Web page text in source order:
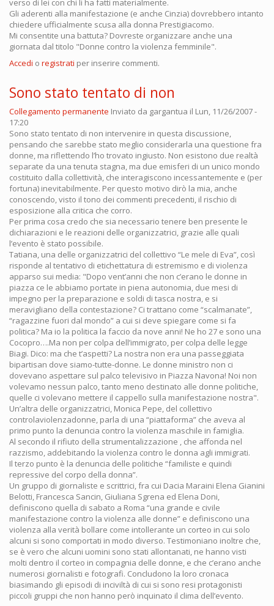
verso di lei con chi li ha fatti materialmente.
Gli aderenti alla manifestazione (e anche Cinzia) dovrebbero intanto
chiedere ufficialmente scusa alla donna Prestigiacomo.
Mi consentite una battuta? Dovreste organizzare anche una
giornata dal titolo "Donne contro la violenza femminile".
Accedi o registrati per inserire commenti.
Sono stato tentato di non
Collegamento permanente Inviato da gargantua il Lun, 11/26/2007 -
17:20
Sono stato tentato di non intervenire in questa discussione,
pensando che sarebbe stato meglio considerarla una questione fra
donne, ma riflettendo l’ho trovato ingiusto. Non esistono due realtà
separate da una tenuta stagna, ma due emisferi di un unico mondo
costituito dalla collettività, che interagiscono incessantemente e (per
fortuna) inevitabilmente. Per questo motivo dirò la mia, anche
conoscendo, visto il tono dei commenti precedenti, il rischio di
esposizione alla critica che corro.
Per prima cosa credo che sia necessario tenere ben presente le
dichiarazioni e le reazioni delle organizzatrici, grazie alle quali
l’evento è stato possibile.
Tatiana, una delle organizzatrici del collettivo “Le mele di Eva”, così
risponde al tentativo di etichettatura di estremismo e di violenza
apparso sui media: "Dopo vent’anni che non c’erano le donne in
piazza ce le abbiamo portate in piena autonomia, due mesi di
impegno per la preparazione e soldi di tasca nostra, e si
meravigliano della contestazione? Ci trattano come “scalmanate”,
“ragazzine fuori dal mondo” a cui si deve spiegare come si fa
politica? Ma io la politica la faccio da nove anni! Ne ho 27 e sono una
Cocopro….Ma non per colpa dell’immigrato, per colpa delle legge
Biagi. Dico: ma che t’aspetti? La nostra non era una passeggiata
bipartisan dove siamo-tutte-donne. Le donne ministro non ci
dovevano aspettare sul palco televisivo in Piazza Navona! Noi non
volevamo nessun palco, tanto meno destinato alle donne politiche,
quelle ci volevano mettere il cappello sulla manifestazione nostra".
Un’altra delle organizzatrici, Monica Pepe, del collettivo
controlaviolenzadonne, parla di una “piattaforma” che aveva al
primo punto la denuncia contro la violenza maschile in famiglia.
Al secondo il rifiuto della strumentalizzazione , che affonda nel
razzismo, addebitando la violenza contro le donna agli immigrati.
Il terzo punto è la denuncia delle politiche “familiste e quindi
repressive del corpo della donna”.
Un gruppo di giornaliste e scrittrici, fra cui Dacia Maraini Elena Gianini
Belotti, Francesca Sancin, Giuliana Sgrena ed Elena Doni,
definiscono quella di sabato a Roma “una grande e civile
manifestazione contro la violenza alle donne” e definiscono una
violenza alla verità bollare come intollerante un corteo in cui solo
alcuni si sono comportati in modo diverso. Testimoniano inoltre che,
se è vero che alcuni uomini sono stati allontanati, ne hanno visti
molti dentro il corteo in compagnia delle donne, e che c’erano anche
numerosi giornalisti e fotografi. Concludono la loro cronaca
biasimando gli episodi di inciviltà di cui si sono resi protagonisti
piccoli gruppi che non hanno però inquinato il clima dell’evento.